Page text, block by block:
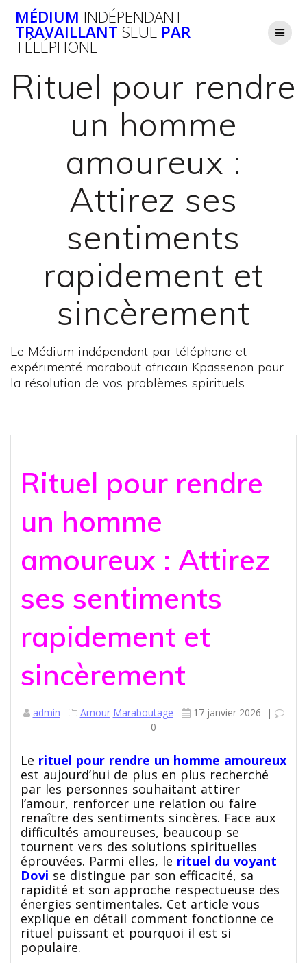
au
contenu
MÉDIUM INDÉPENDANT
TRAVAILLANT SEUL PAR
TÉLÉPHONE
Rituel pour rendre
un homme
amoureux :
Attirez ses
sentiments
rapidement et
sincèrement
Le Médium indépendant par téléphone et
expérimenté marabout africain Kpassenon pour
la résolution de vos problèmes spirituels.
Rituel pour rendre
un homme
amoureux : Attirez
ses sentiments
rapidement et
sincèrement
admin Amour Maraboutage 17 janvier 2026 |
0
Le rituel pour rendre un homme amoureux
est aujourd’hui de plus en plus recherché
par les personnes souhaitant attirer
l’amour, renforcer une relation ou faire
renaître des sentiments sincères. Face aux
difficultés amoureuses, beaucoup se
tournent vers des solutions spirituelles
éprouvées. Parmi elles, le rituel du voyant
Dovi se distingue par son efficacité, sa
rapidité et son approche respectueuse des
énergies sentimentales. Cet article vous
explique en détail comment fonctionne ce
rituel puissant et pourquoi il est si
populaire.